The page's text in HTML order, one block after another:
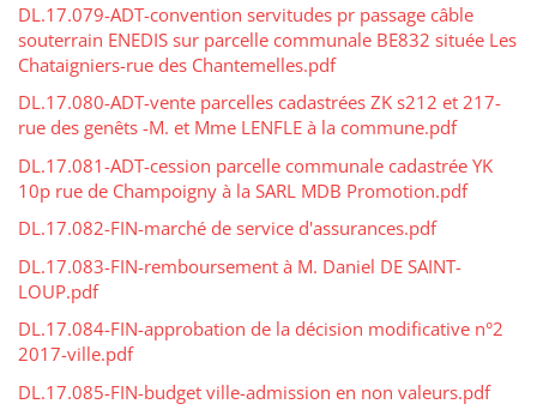
DL.17.079-ADT-convention servitudes pr passage câble
souterrain ENEDIS sur parcelle communale BE832 située Les
Chataigniers-rue des Chantemelles.pdf
DL.17.080-ADT-vente parcelles cadastrées ZK s212 et 217-
rue des genêts -M. et Mme LENFLE à la commune.pdf
DL.17.081-ADT-cession parcelle communale cadastrée YK
10p rue de Champoigny à la SARL MDB Promotion.pdf
DL.17.082-FIN-marché de service d'assurances.pdf
DL.17.083-FIN-remboursement à M. Daniel DE SAINT-
LOUP.pdf
DL.17.084-FIN-approbation de la décision modificative n°2
2017-ville.pdf
DL.17.085-FIN-budget ville-admission en non valeurs.pdf